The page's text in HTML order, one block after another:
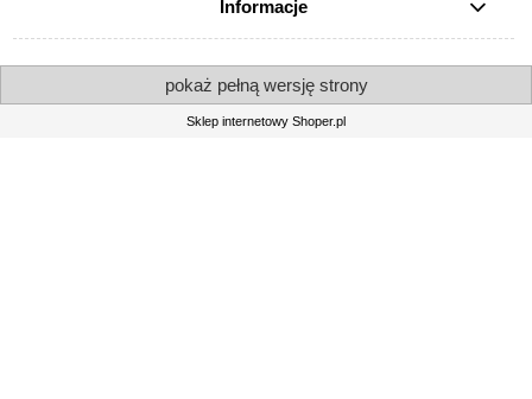
Informacje
pokaż pełną wersję strony
Sklep internetowy Shoper.pl